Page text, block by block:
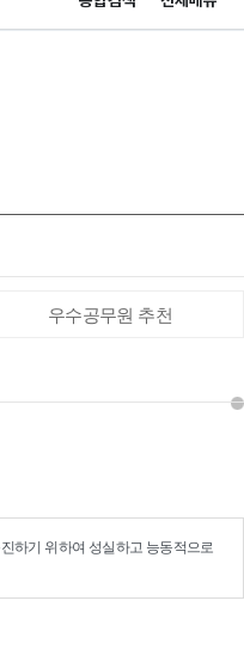
우수공무원 추천
하기 위하여 성실하고 능동적으로